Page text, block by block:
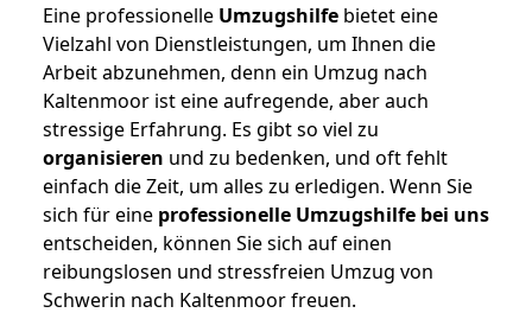
Eine professionelle Umzugshilfe bietet eine
Vielzahl von Dienstleistungen, um Ihnen die
Arbeit abzunehmen, denn ein Umzug nach
Kaltenmoor ist eine aufregende, aber auch
stressige Erfahrung. Es gibt so viel zu
organisieren und zu bedenken, und oft fehlt
einfach die Zeit, um alles zu erledigen. Wenn Sie
sich für eine professionelle Umzugshilfe bei uns
entscheiden, können Sie sich auf einen
reibungslosen und stressfreien Umzug von
Schwerin nach Kaltenmoor freuen.